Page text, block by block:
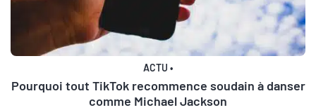
ACTU •
Pourquoi tout TikTok recommence soudain à danser
comme Michael Jackson